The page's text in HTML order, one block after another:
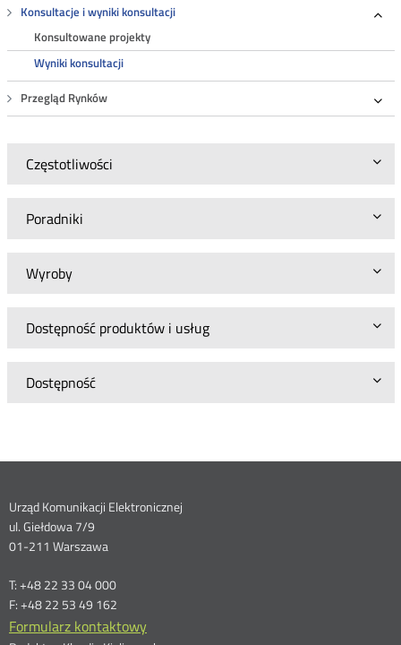
Konsultacje i wyniki konsultacji
Konsultowane projekty
Wyniki konsultacji
Przegląd Rynków
Częstotliwości
Poradniki
Wyroby
Dostępność produktów i usług
Dostępność
Dane
kontaktowe
Urząd Komunikacji Elektronicznej
ul. Giełdowa 7/9
01-211 Warszawa
T: +48 22 33 04 000
F: +48 22 53 49 162
Formularz kontaktowy